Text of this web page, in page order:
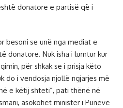
donatore e partisë që i
besoni se unë nga mediat e
donatore. Nuk isha i lumtur kur
për shkak se i prisja këto
do i vendosja njollë ngjarjes më
e këtij shteti”, pati thënë në
asokohet ministër i Punëve